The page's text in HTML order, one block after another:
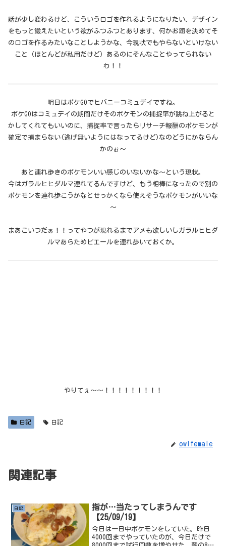
話が少し変わるけど、こういうロゴを作れるようになりたい、デザイン
をもっと鍛えたいという欲がふつふつとあります、何かお題を決めてそ
のロゴを作るみたいなことしようかな、今現状でもやらないといけない
こと（ほとんどが私用だけど）あるのにそんなことやってられない
わ！！
明日はポケGOでヒバニーコミュデイですね。
ポケGOはコミュデイの期間だけそのポケモンの捕捉率が跳ね上がると
かしてくれてもいいのに、捕捉率で言ったらリサーチ報酬のポケモンが
確定で捕まらない(逃げ無いようにはなってるけど)なのどうにかならん
かのぉ～
あと連れ歩きのポケモンいい感じのいないかな～という現状。
今はガラルヒヒダルマ連れてるんですけど、もう相棒になったので別の
ポケモンを連れ歩こうかなとせっかくなら使えそうなポケモンがいいな
～
まあこいつだぁ！！ってやつが現れるまでアメも欲しいしガラルヒヒダ
ルマあらためピエールを連れ歩いておくか。
やりてぇ～～！！！！！！！！！
日記 日記
owlfemale
関連記事
日記
指が…当たってしまうんです
【25/09/19】
今日は一日中ポケモンをしていた。昨日
4000回までやっていたのが、今日だけで